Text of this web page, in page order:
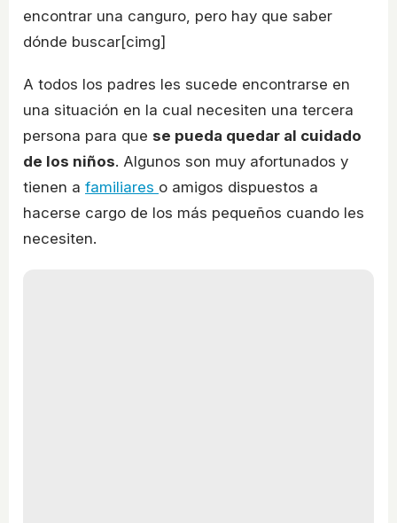
encontrar una canguro, pero hay que saber
dónde buscar[cimg]
A todos los padres les sucede encontrarse en
una situación en la cual necesiten una tercera
persona para que se pueda quedar al cuidado
de los niños. Algunos son muy afortunados y
tienen a familiares o amigos dispuestos a
hacerse cargo de los más pequeños cuando les
necesiten.